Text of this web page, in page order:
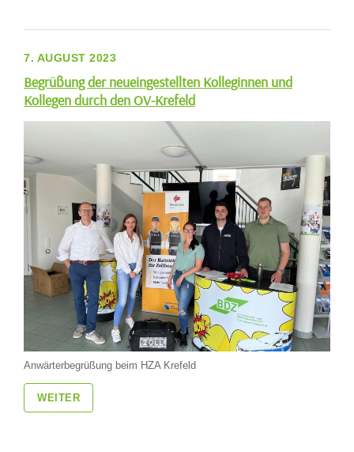
7. AUGUST 2023
Begrüßung der neueingestellten Kolleginnen und
Kollegen durch den OV-Krefeld
Anwärterbegrüßung beim HZA Krefeld
WEITER